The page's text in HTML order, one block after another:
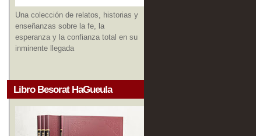
Una colección de relatos, historias y
enseñanzas sobre la fe, la
esperanza y la confianza total en su
inminente llegada
Libro Besorat HaGueula